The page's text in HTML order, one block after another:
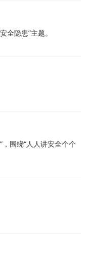
隐患”主题。
围绕“人人讲安全个个